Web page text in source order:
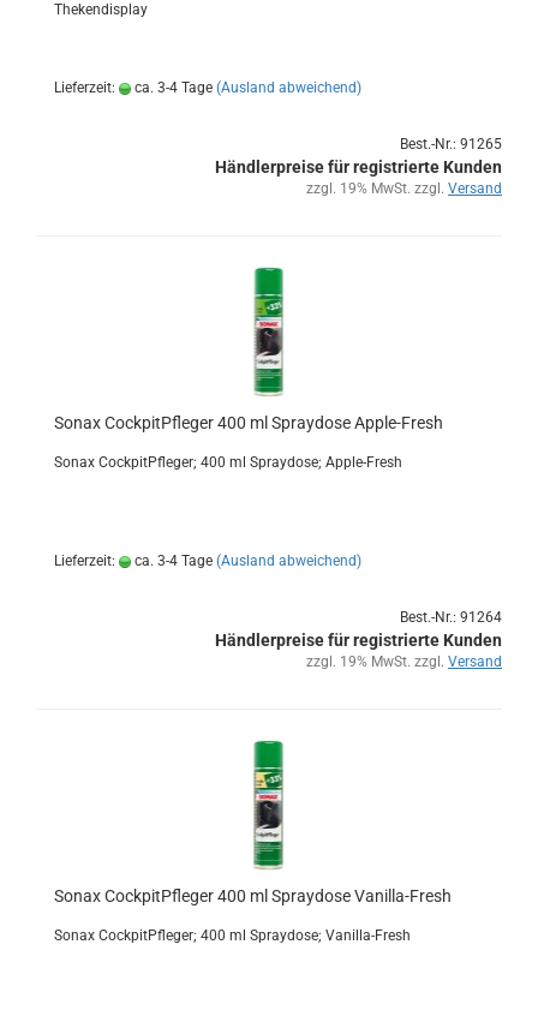
The­ken­dis­play
Lieferzeit: ca. 3-4 Tage (Ausland abweichend)
Best.-Nr.: 91265
Händlerpreise für registrierte Kunden
zzgl. 19% MwSt. zzgl. Versand
Sonax Cock­pit­Pfle­ger 400 ml Spray­do­se Apple-​​Fresh
Sonax Cock­pit­Pfle­ger; 400 ml Spray­do­se; Apple-​Fresh
Lieferzeit: ca. 3-4 Tage (Ausland abweichend)
Best.-Nr.: 91264
Händlerpreise für registrierte Kunden
zzgl. 19% MwSt. zzgl. Versand
Sonax Cock­pit­Pfle­ger 400 ml Spray­do­se Vanilla-​​Fresh
Sonax Cock­pit­Pfle­ger; 400 ml Spray­do­se; Vanilla-​Fresh